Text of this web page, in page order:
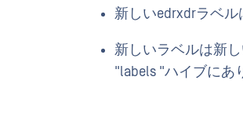
新しいedrxdrラベル
新しいラベルは新
"labels "ハイブにあ